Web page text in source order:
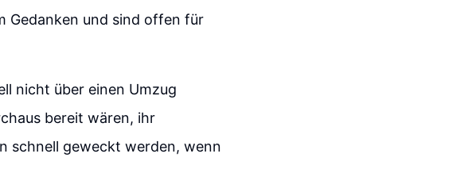
Gedanken und sind offen für
nicht über einen Umzug
bereit wären, ihr
schnell geweckt werden, wenn